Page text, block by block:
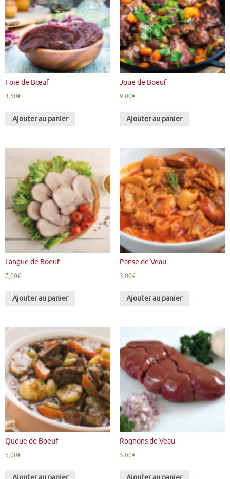
Foie de Bœuf
3,50€
Ajouter au panier
Joue de Boeuf
9,00€
Ajouter au panier
Langue de Boeuf
7,00€
Ajouter au panier
Panse de Veau
3,00€
Ajouter au panier
Queue de Boeuf
5,00€
Rognons de Veau
5,00€